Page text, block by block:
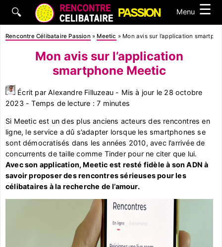
🔍 Menu ☰
Rencontre Célibataire Passion » Meetic » Mon avis sur l’application
Mon avis sur l’application
smartphone Meetic
Écrit par Alexandre Filluzeau - Mis à jour le 28 octobre
2023 - Temps de lecture : 7 minutes
Si Meetic est un des plus anciens acteurs des rencontres en
ligne, le service a dû s’adapter lorsque les smartphones se
sont démocratisés dans les années 2010, avec l’arrivée de
concurrents de taille comme Tinder pour ne citer que lui.
Avec son application, Meetic est resté fidèle à son ADN à
savoir proposer des rencontres sérieuses pour les
célibataires à la recherche de l’amour.